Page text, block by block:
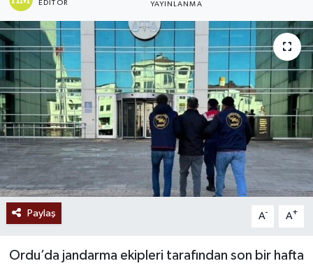
EDITÖR YAYINLANMA
Paylaş A- A+
Ordu’da jandarma ekipleri tarafından son bir hafta